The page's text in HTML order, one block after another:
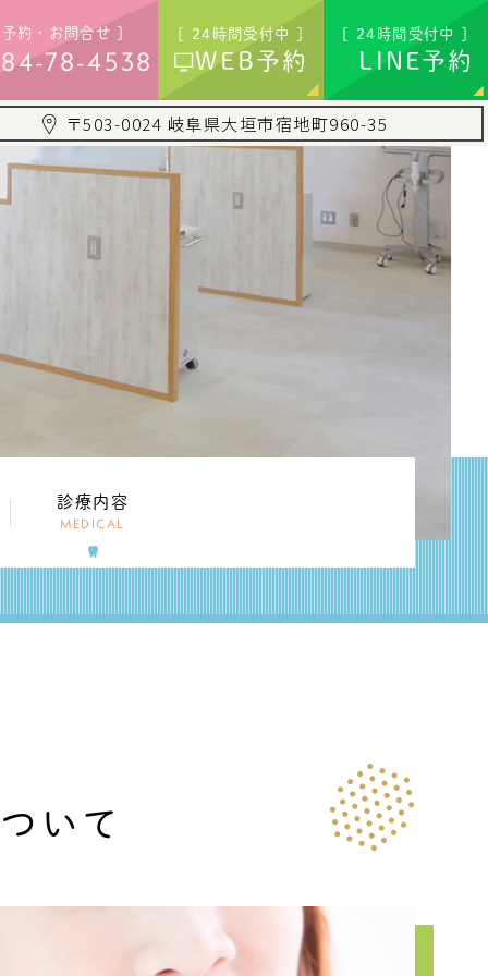
約・お問合せ ]
78-4538
[ 24時間受付中 ]
WEB予約
[ 24時間受付中 ]
LINE予約
〒503-0024 岐阜県大垣市宿地町960-35
診療内容
MEDICAL
いて